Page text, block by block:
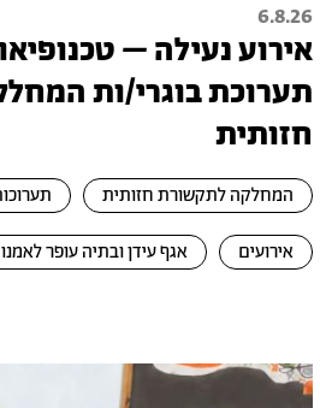
6.8.26
תערוכת בוגרי/ות
חזותית
המחלקה לתקשורת חזותית
אירועים אגף עידן ובתיה עופר